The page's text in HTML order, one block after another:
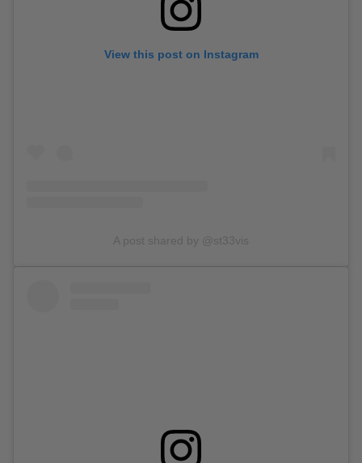
View this post on Instagram
A post shared by @st33vis